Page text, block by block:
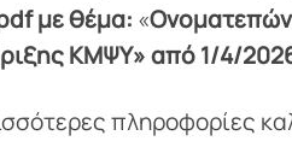
με θέμα: «
ΚΜΨΥ» από1/4/
πληροφορίες